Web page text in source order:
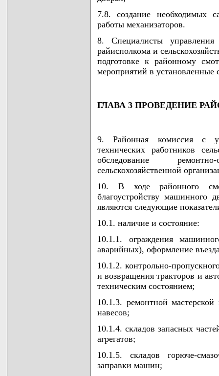
7.8. создание необходимых
работы механизаторов.
8. Специалисты управления
райисполкома и
подготовке к районному
мероприятий в установленные
ГЛАВА 3 ПРОВЕДЕНИЕ
9. Районная комиссия с
технических работников
обследование
сельскохозяйственной
10. В ходе районного
благоустройству машинного
являются следующие
10.1. наличие и состояние:
10.1.1. ограждения
аварийных), оформление
10.1.2. контрольно-
и возвращения тракторов и
техническим состоянием;
10.1.3. ремонтной
навесов;
10.1.4. складов запасных
агрегатов;
10.1.5. складов горюче-
заправки машин;